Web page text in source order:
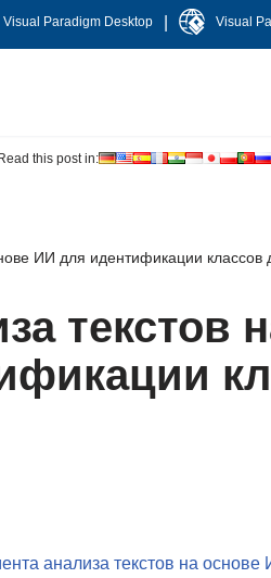
Visual Paradigm Desktop Visual
Read this post in:
ИИ для идентификации классов
текстов
анализа текстов на основе